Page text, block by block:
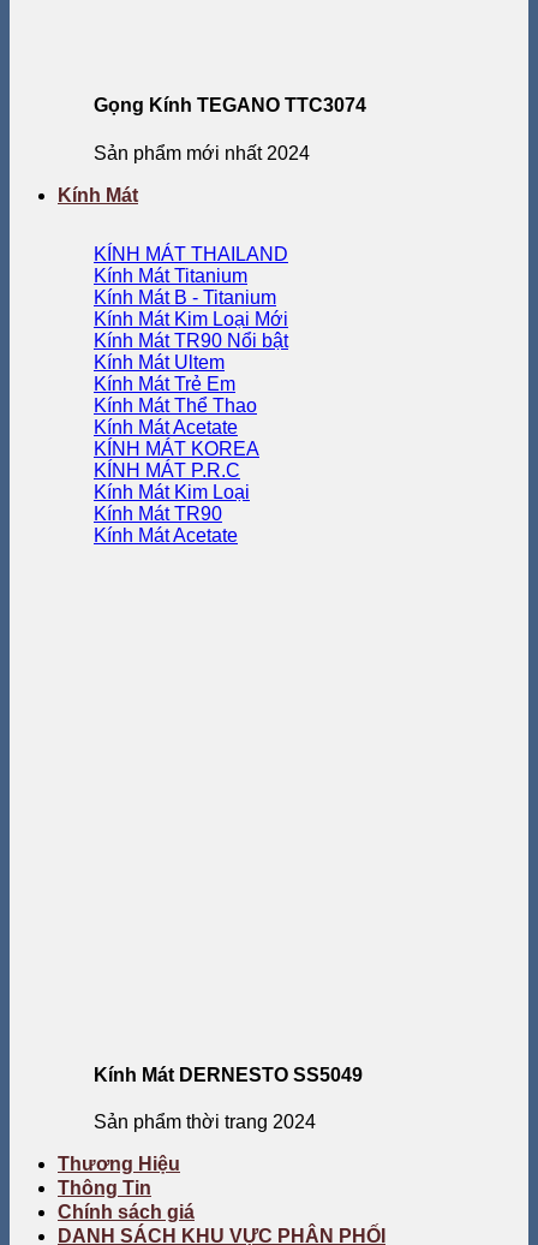
Gọng Kính TEGANO TTC3074
Sản phẩm mới nhất 2024
Kính Mát
KÍNH MÁT THAILAND
Kính Mát Titanium
Kính Mát B - Titanium
Kính Mát Kim Loại
Kính Mát TR90
Kính Mát Ultem
Kính Mát Trẻ Em
Kính Mát Thể Thao
Kính Mát Acetate
KÍNH MÁT KOREA
KÍNH MÁT P.R.C
Kính Mát Kim Loại
Kính Mát TR90
Kính Mát Acetate
Kính Mát DERNESTO SS5049
Sản phẩm thời trang 2024
Thương Hiệu
Thông Tin
Chính sách giá
DANH SÁCH KHU VỰC PHÂN PHỐI